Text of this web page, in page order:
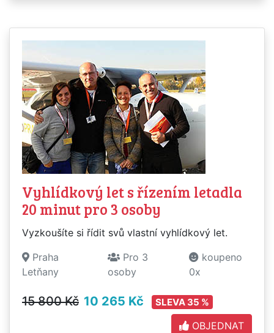
Vyhlídkový let s řízením letadla
20 minut pro 3 osoby
Vyzkoušíte si řídit svů vlastní vyhlídkový let.
Praha
Letňany
Pro 3
osoby
koupeno
0x
15 800 Kč 10 265 Kč SLEVA 35 %
OBJEDNAT